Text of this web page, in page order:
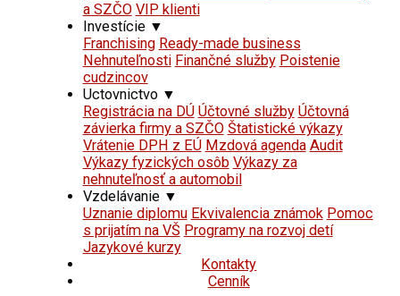
a SZČO VIP klienti
Investície ▼
Franchising Ready-made business
Nehnuteľnosti Finančné služby Poistenie
cudzincov
Uctovnictvo ▼
Registrácia na DÚ Účtovné služby Účtovná
závierka firmy a SZČO Štatistické výkazy
Vrátenie DPH z EÚ Mzdová agenda Audit
Výkazy fyzických osôb Výkazy za
nehnuteľnosť a automobil
Vzdelávanie ▼
Uznanie diplomu Ekvivalencia známok Pomoc
s prijatím na VŠ Programy na rozvoj detí
Jazykové kurzy
Kontakty
Cenník